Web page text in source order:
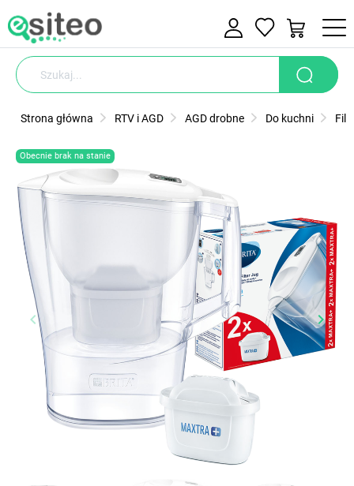
Strona główna RTV i AGD AGD drobne Do kuchni
Obecnie brak na stanie
Poprzedni
keyboard_arrow_left keyboard_arrow_right